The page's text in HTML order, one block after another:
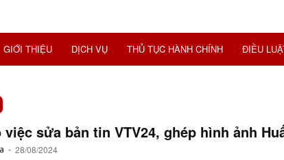
GIỚI THIỆU DỊCH VỤ THỦ TỤC HÀNH CHÍNH ĐIỀU
sửa bản tin VTV24, ghép hình ảnh
- 28/08/2024